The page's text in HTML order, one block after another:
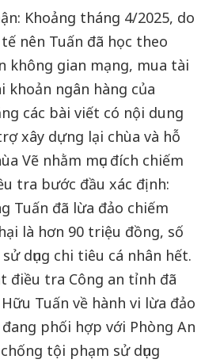
Khoảng tháng 4/2025, do
nên Tuấn đã học theo
không gian mạng, mua tài
khoản ngân hàng của
các bài viết có nội dung
xây dựng lại chùa và hỗ
Vẽ nhằm mục đích chiếm
tra bước đầu xác định:
Tuấn đã lừa đảo chiếm
là hơn 90 triệu đồng, số
dụng chi tiêu cá nhân hết.
điều tra Công an tỉnh đã
Tuấn về hành vi lừa đảo
phối hợp với Phòng An
tội phạm sử dụng